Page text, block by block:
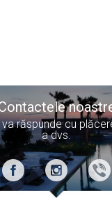
răspunde cu
a dvs.